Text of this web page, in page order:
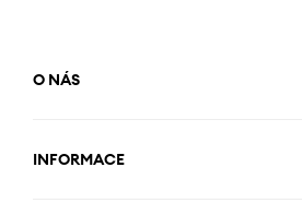
O NÁS
INFORMACE